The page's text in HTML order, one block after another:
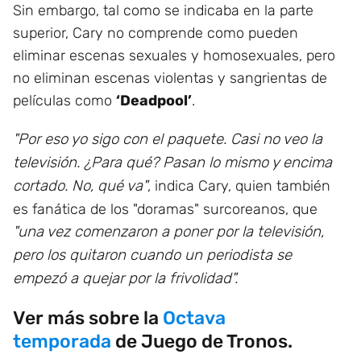
Sin embargo, tal como se indicaba en la parte
superior, Cary no comprende como pueden
eliminar escenas sexuales y homosexuales, pero
no eliminan escenas violentas y sangrientas de
películas como ‘Deadpool’.
"Por eso yo sigo con el paquete. Casi no veo la
televisión. ¿Para qué? Pasan lo mismo y encima
cortado. No, qué va", indica Cary, quien también
es fanática de los "doramas" surcoreanos, que
"una vez comenzaron a poner por la televisión,
pero los quitaron cuando un periodista se
empezó a quejar por la frivolidad".
Ver más sobre la Octava
temporada de Juego de Tronos.